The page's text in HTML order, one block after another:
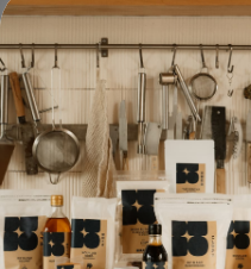
Onlangs